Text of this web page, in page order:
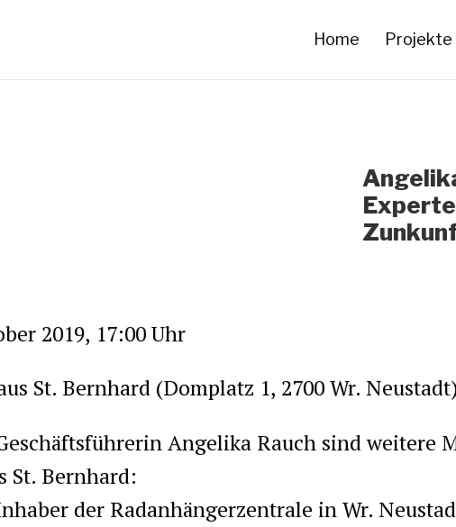
Home Projekte
2019, 17:00 Uhr
St. Bernhard (Domplatz 1, 2700 Wr.
Angelika Rauch sind weitere
St. Bernhard:
der Radanhängerzentrale in Wr.